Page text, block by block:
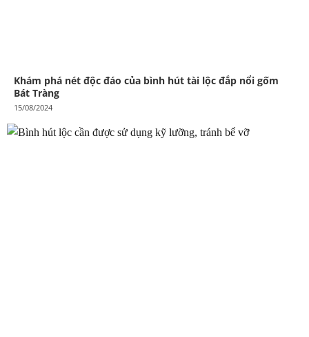
Khám phá nét độc đáo của bình hút tài lộc đắp nổi gốm
Bát Tràng
15/08/2024